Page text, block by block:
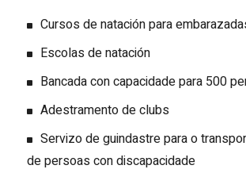
Cursos de natación para
Escolas de natación
Bancada con capacidade para 500
Adestramento de clubs
Servizo de guindastre para o
de persoas con discapacidade